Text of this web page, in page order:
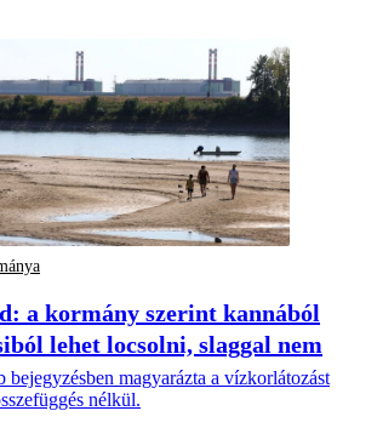
a kormány szerint kannából
lehet locsolni, slaggal nem
bejegyzésben magyarázta a vízkorlátozást
nélkül.